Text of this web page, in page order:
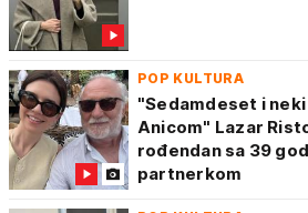
POP KULTURA
"Sedamdeset i
Anicom" Lazar
rođendan sa 39
partnerkom